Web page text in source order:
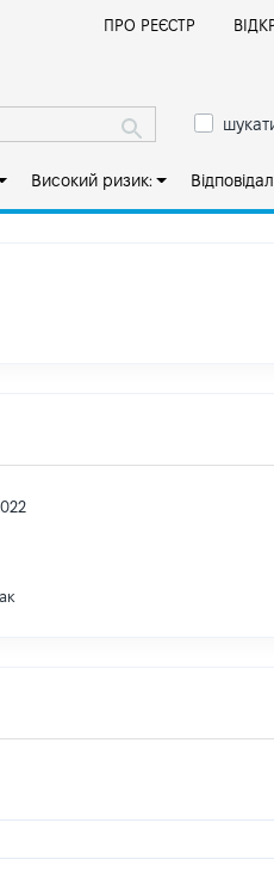
ПРО РЕЄСТР
Високий ризик: